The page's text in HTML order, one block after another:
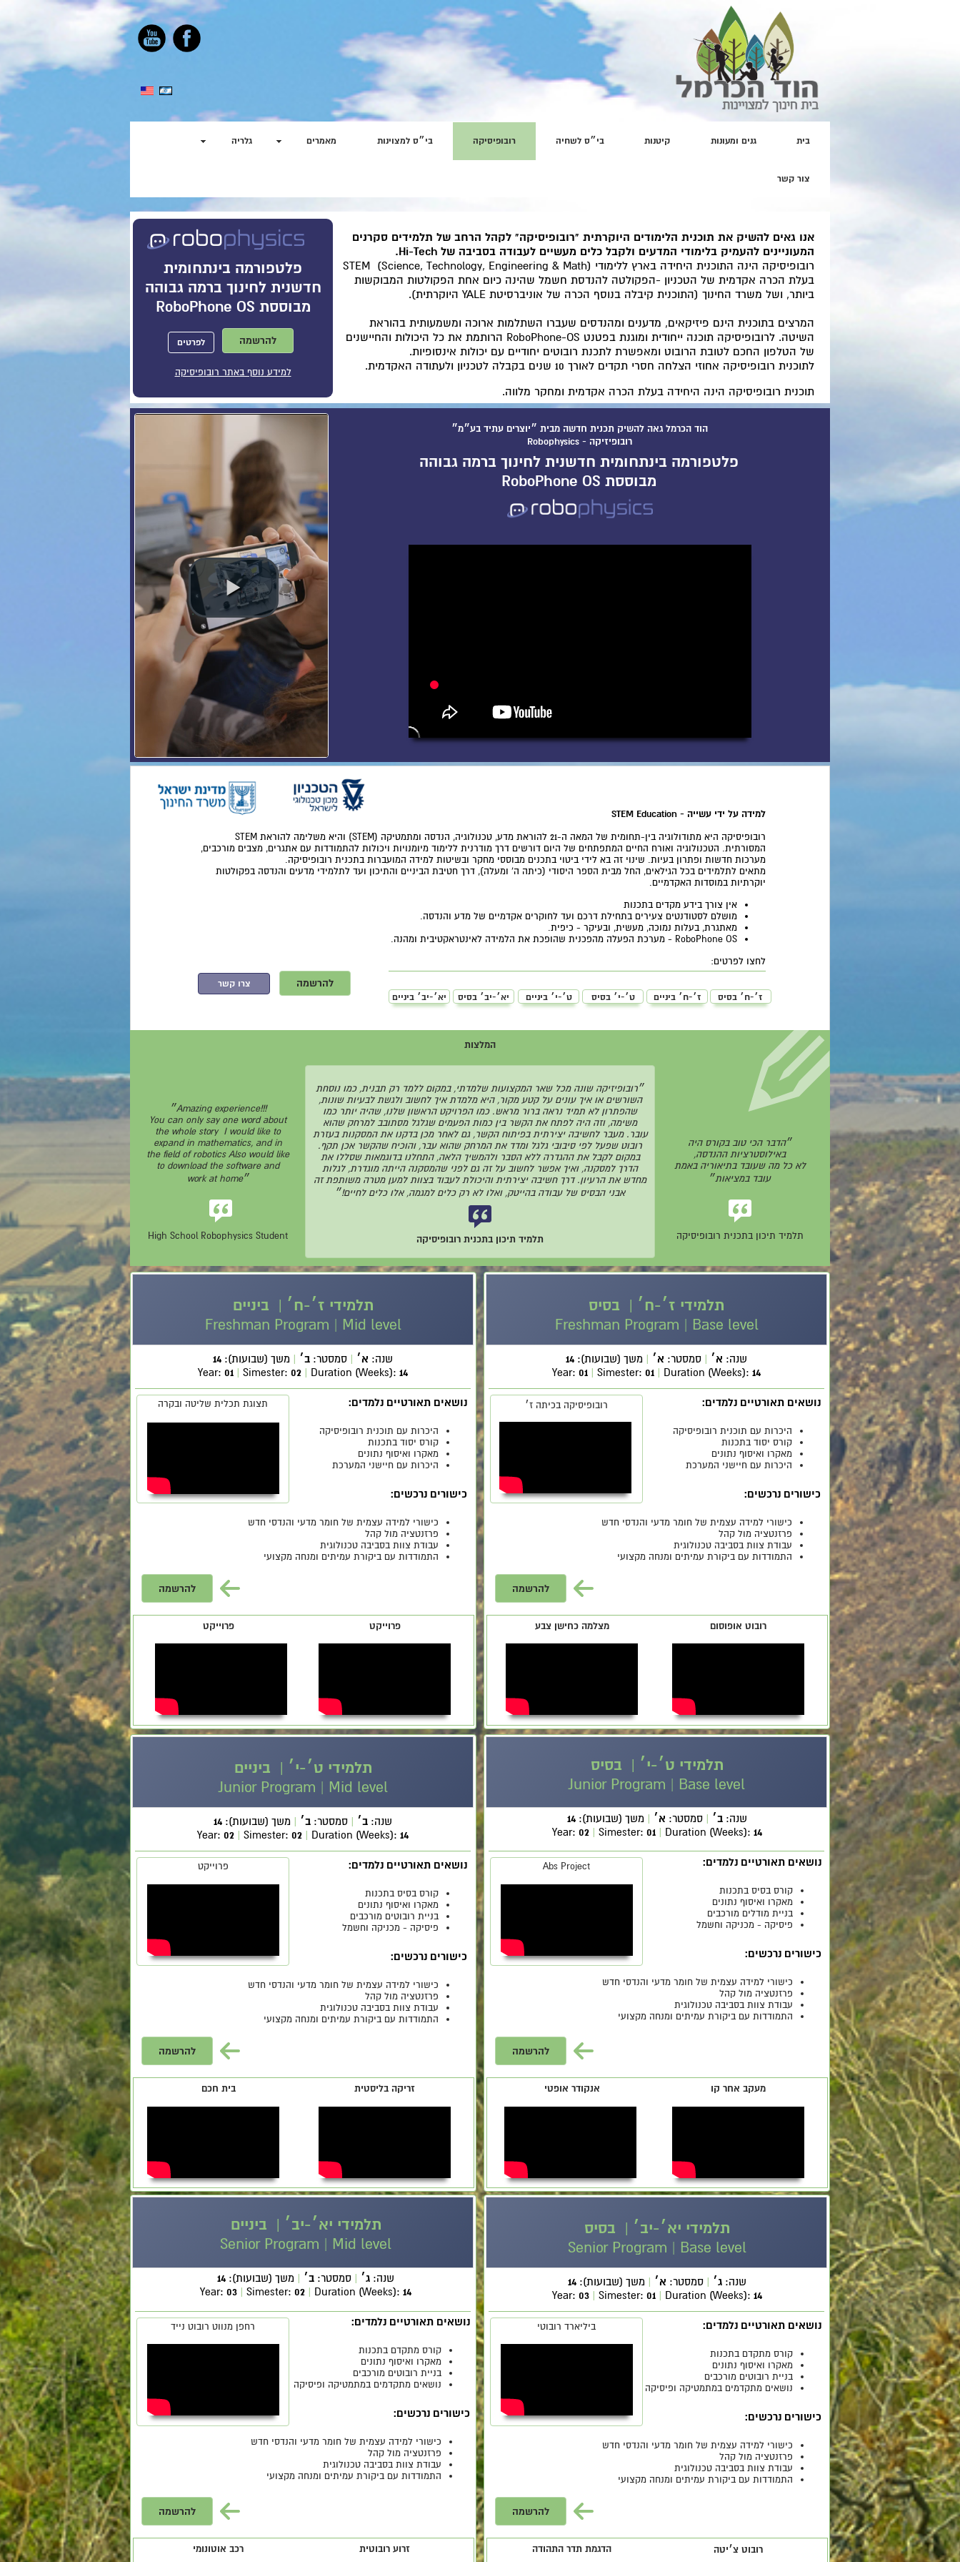
בית גנים ומעונות קיטנות בי״ס לשחיה רובופיסיקה בי״ס למצוינות מאמרים גלריה
צור קשר
רובופיסיקה
אנו גאים להשיק את תוכנית הלימודים היוקרתית "רובופיסיקה" לקהל הרחב של תלמידים סקרנים
המעוניינים להעמיק בלימודי המדעים ולקבל כלים מעשיים לעבודה בסביבה של Hi-Tech.
רובופיסיקה הינה התוכנית היחידה בארץ ללימודי
STEM (Science, Technology, Engineering & Math)
בעלת הכרה אקדמית של הטכניון -הפקולטה להנדסת חשמל שהינה כיום אחת הפקולטות המבוקשות
ביותר, ושל משרד החינוך (התוכנית קיבלה בנוסף הכרה של אוניברסיטת YALE היוקרתית).
המרצים בתוכנית הינם פיזיקאים, מדענים ומהנדסים שעברו השתלמות ארוכה ומשמעותית בהוראת
השיטה. לרובופיסיקה תוכנה ייחודית ומוגנת בפטנט RoboPhone-OS הרותמת את כל היכולות והחיישנים
של הטלפון החכם לטובת הרובוט ומאפשרת לתכנת רובוטים יחודיים עם יכולות אינסופיות.
לתוכנית רובופיסיקה אחוזי הצלחה חסרי תקדים לאורך 10 שנים בקבלה לטכניון ולעתודה האקדמית.
תוכנית רובופיסיקה הינה היחידה בעלת הכרה אקדמית ומחקר מלווה.
פלטפורמה בינתחומית
חדשנית לחינוך ברמה גבוהה
מבוססת RoboPhone OS
למידע נוסף באתר רובופיסיקה
להרשמה לפרטים
למידה על ידי עשייה - STEM Education
רובופיסיקה היא מתודולוגיה בין-תחומית של המאה ה-21 להוראת מדע, טכנולוגיה, הנדסה ומתמטיקה (STEM) והיא משלימה להוראת STEM
המסורתית. הטכנולוגיה ואורח החיים המתפתחים של היום דורשים דרך מודרנית ללימוד מיומנויות ויכולות להתמודדות עם אתגרים, מצבים מורכבים,
מערכות חדשות ופתרון בעיות. שינוי זה בא לידי ביטוי בתכנים מבוססי מחקר ובשיטות למידה המועברות בתכנית רובופיסיקה.
מתאים לתלמידים בכל הגילאים, החל מבית הספר היסודי (כיתה ה' ומעלה), דרך חטיבת הביניים והתיכון ועד לתלמידי מדעים והנדסה בפקולטות
יוקרתיות במוסדות האקדמיים.
אין צורך בידע מקדים בתכנות
מושלם לסטודנטים צעירים בתחילת דרכם ועד לחוקרים אקדמיים של מדע והנדסה.
מאתגרת, בעלות נמוכה, מעשית, ובעיקר - כיפית.
RoboPhone OS - מערכת הפעלה מהפכנית שהופכת את הלמידה לאינטראקטיבית ומהנה.
לחצו לפרטים:
צרו קשר
להרשמה
יא׳-יב׳ בסיס ט׳-י׳ בסיס ז׳-ח׳ בסיס ז׳-ח׳ ביניים ט׳-י׳ ביניים יא׳-יב׳ ביניים
פלטפורמה בינתחומית חדשנית לחינוך ברמה גבוהה
מבוססת RoboPhone OS
הוד הכרמלגאה להשיק תכנית חדשה מבית ״יוצרים עתיד בע״מ״
רובופיזיקה - Robophysics
תלמידי ז׳-ח׳ | ביניים
Freshman Program | Mid level
שנה: א׳ | סמסטר: ב׳ | משך (שבועות): 14
Year: 01 | Simester: 02 | Duration (Weeks): 14
נושאים תאורטיים נלמדים:
היכרות עם תוכנית רובופיסיקה
קורס יסוד בתכנות
מאקרו ואיסוף נתונים
היכרות עם חיישני המערכת
כישורים נרכשים:
כישורי למידה עצמית של חומר מדעי והנדסי חדש
פרזנטציה מול קהל
עבודת צוות בסביבה טכנולוגית
התמודדות עם ביקורת עמיתים ומנחה מקצועי
תצוגת תכלית שליטה ובקרה
להרשמה
פרוייקט פרוייקט
תלמידי ז׳-ח׳ | בסיס
Freshman Program | Base level
שנה: א׳ | סמסטר: א׳ | משך (שבועות): 14
Year: 01 | Simester: 01 | Duration (Weeks): 14
נושאים תאורטיים נלמדים:
היכרות עם תוכנית רובופיסיקה
קורס יסוד בתכנות
מאקרו ואיסוף נתונים
היכרות עם חיישני המערכת
כישורים נרכשים:
כישורי למידה עצמית של חומר מדעי והנדסי חדש
פרזנטציה מול קהל
עבודת צוות בסביבה טכנולוגית
התמודדות עם ביקורת עמיתים ומנחה מקצועי
רובופיסיקה בכיתה ז׳
להרשמה
רובוט אופוסום מצלמה כחישן צבע
תלמידי ט׳-י׳ | בסיס
Junior Program | Base level
שנה:ב׳ |סמסטר: א׳ | משך (שבועות):14
Year: 02| Simester: 01| Duration (Weeks): 14
נושאים תאורטיים נלמדים:
קורס בסיס בתכנות
מאקרו ואיסוף נתונים
בניית מודלים מורכבים
פיסיקה - מכניקה וחשמל
כישורים נרכשים:
כישורי למידה עצמית של חומר מדעי והנדסי חדש
פרזנטציה מול קהל
עבודת צוות בסביבה טכנולוגית
התמודדות עם ביקורת עמיתים ומנחה מקצועי
Abs Project
להרשמה
מעקב אחר קו אנקודר אופטי
תלמידי ט׳-י׳ | ביניים
Junior Program | Mid level
שנה: ב׳ | סמסטר: ב׳ | משך (שבועות): 14
Year: 02 | Simester: 02 | Duration (Weeks): 14
נושאים תאורטיים נלמדים:
קורס בסיס בתכנות
מאקרו ואיסוף נתונים
בניית רובוטים מורכבים
פיסיקה - מכניקה וחשמל
כישורים נרכשים:
כישורי למידה עצמית של חומר מדעי והנדסי חדש
פרזנטציה מול קהל
עבודת צוות בסביבה טכנולוגית
התמודדות עם ביקורת עמיתים ומנחה מקצועי
פרוייקט
להרשמה
זריקה בליסטית בית חכם
תלמידי יא׳-יב׳ | ביניים
Senior Program | Mid level
שנה: ג׳ | סמסטר: ב׳ | משך (שבועות): 14
Year: 03 | Simester: 02 | Duration (Weeks): 14
נושאים תאורטיים נלמדים:
קורס מתקדם בתכנות
מאקרו ואיסוף נתונים
בניית רובוטים מורכבים
נושאים מתקדמים במתמטיקה ופיסיקה
כישורים נרכשים:
כישורי למידה עצמית של חומר מדעי והנדסי חדש
פרזנטציה מול קהל
עבודת צוות בסביבה טכנולוגית
התמודדות עם ביקורת עמיתים ומנחה מקצועי
רחפן מנווט רובוט נייד
להרשמה
זרוע רובוטית רכב אוטונומי
תלמידי יא׳-יב׳ | בסיס
Senior Program | Base level
שנה: ג׳ | סמסטר: א׳ | משך (שבועות): 14
Year: 03 | Simester: 01 | Duration (Weeks): 14
נושאים תאורטיים נלמדים:
קורס מתקדם בתכנות
מאקרו ואיסוף נתונים
בניית רובוטים מורכבים
נושאים מתקדמים במתמטיקה ופיסיקה
כישורים נרכשים:
כישורי למידה עצמית של חומר מדעי והנדסי חדש
פרזנטציה מול קהל
עבודת צוות בסביבה טכנולוגית
התמודדות עם ביקורת עמיתים ומנחה מקצועי
ביליארד רובוטי
להרשמה
רובוט צ׳יטה הדגמת תדר התהודה
״רובופיזיקה שונה מכל שאר המקצועות שלמדתי, במקום ללמד רק תבנית, כמו נוסחת
השורשים או איך עונים על קטע מקור, היא מלמדת איך לחשוב ולגשת לבעיות שונות,
שהפתרון לא תמיד נראה ברור מראש. כמו הפרויקט הראשון שלנו, שהיה יותר כמו
משימה, וזה היה לפתח את הקשר בין כמות הפעמים שגלגל מסתובב למרחק שהוא
עובר. מעבר לחשיבה יצירתית בפיתוח הקשר, גם לאחר מכן בדקנו את המסקנות בעזרת
רובוט שפעל לפי סיבובי גלגל ומדד את המרחק שהוא עבר, והוכיח שהקשר אכן תקף.
במקום לקבל את ההגדרה ללא הסבר ולהמשיך הלאה, התחלנו בדוגמאות שסללו את
הדרך למסקנה, ואיך אפשר לחשוב על זה גם לפני שהמסקנה הייתה מוגדרת, לגלות
מחדש את הרעיון. דרך חשיבה יצירתית והיכולת לעבוד בצוות למען מטרה משותפת זה
אבני הבסיס של עבודה בהייטק, ואלו לא רק כלים למגמה, אלו כלים לחיים!״
תלמיד תיכון בתכנית רובופיסיקה
״הדבר הכי טוב בקורס היה
באילוסטרציות ההנדסה,
לא כל מה שעובד בתיאוריה באמת
עובד במציאות״
תלמיד תיכון בתכנית רובופיסיקה
״Amazing experience!!!
You can only say one word about
the whole story I would like to
expand in mathematics, and in
the field of robotics Also would like
to download the software and
work at home״
High School Robophysics Student
המלצות